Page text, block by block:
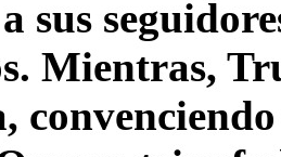
sus
Mientras,